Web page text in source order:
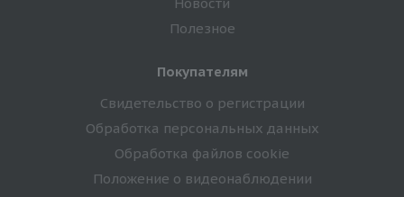
Полезное
Покупателям
Свидетельство о регистрации
Обработка персональных данных
Обработка файлов cookie
Положение о видеонаблюдении